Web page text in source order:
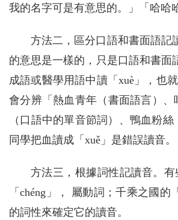
我的名字可是有意思的。」「哈哈
方法二，區分口語和書面語記
的意思是一樣的，只是口語和書
成語或醫學用語中讀「xuè」，也
會分辨「熱血青年（書面語言）
（口語中的單音節詞）、鴨血粉
同學把血讀成「xuě」是錯誤讀音。
方法三，根據詞性記讀音。
「chéng」， 屬動詞；千乘之國
的詞性來確定它的讀音。